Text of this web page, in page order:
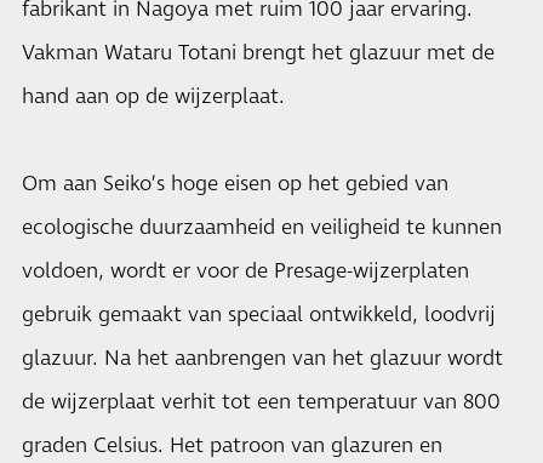
fabrikant in Nagoya met ruim 100 jaar ervaring.
Vakman Wataru Totani brengt het glazuur met de
hand aan op de wijzerplaat.
Om aan Seiko’s hoge eisen op het gebied van
ecologische duurzaamheid en veiligheid te kunnen
voldoen, wordt er voor de Presage-wijzerplaten
gebruik gemaakt van speciaal ontwikkeld, loodvrij
glazuur. Na het aanbrengen van het glazuur wordt
de wijzerplaat verhit tot een temperatuur van 800
graden Celsius. Het patroon van glazuren en